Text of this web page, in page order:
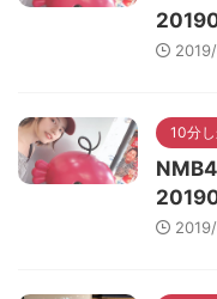
10分し